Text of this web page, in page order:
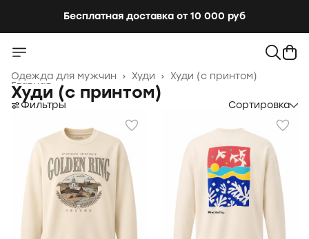
Бесплатная доставка от 10 000 руб
Худи (с принтом)
Худи ›
Одежда для мужчин ›
Главная
›
Худи (с принтом)
Фильтры Сортировка